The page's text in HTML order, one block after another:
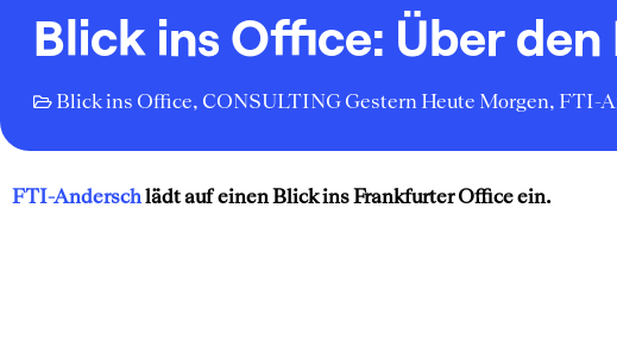
Blick ins Office: Über
Blick ins Office, CONSULTING Gestern Heute Morgen, FTI-
FTI-Anderschlädt auf einen Blick ins Frankfurter Office ein.